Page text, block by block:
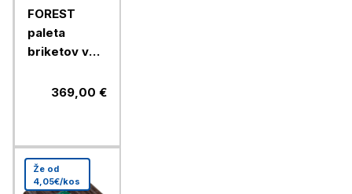
FOREST
paleta
briketov v
369,00 €
Že od
4,05€/kos